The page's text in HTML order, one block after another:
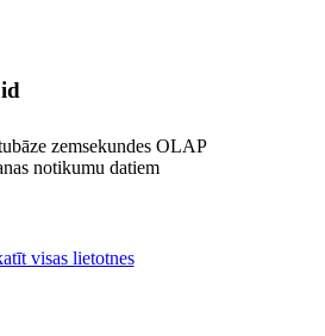
zemsekundes OLAP
notikumu datiem
visas lietotnes